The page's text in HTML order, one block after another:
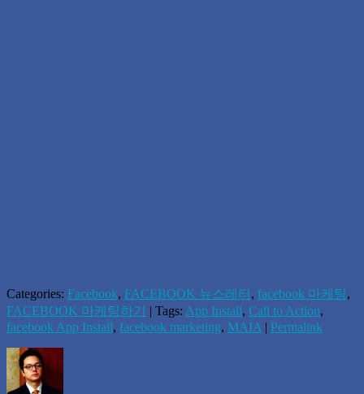
Categories: Facebook, FACEBOOK 뉴스레터 , facebook 마케팅,
FACEBOOK 마케팅하기
| Tags: App Install, Call to Action,
facebook App Install, facebook marketing, MAIA | Permalink